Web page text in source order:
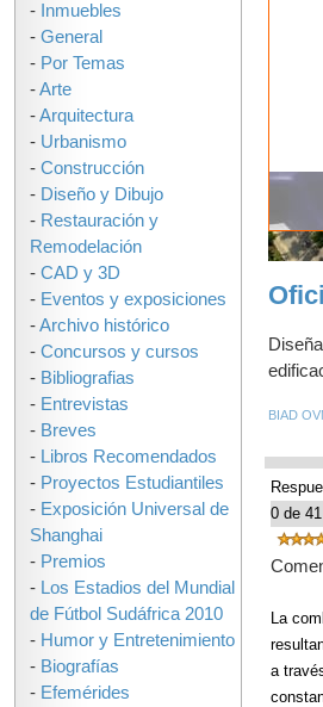
BIAD
0 de
La
a
- Inmuebles
- General
- Por Temas
-Arte
-Arquitectura
- Urbanismo
- Construcción
- Diseño y Dibujo
- Restauración y
Remodelación
- CAD y 3D
- Eventos y exposiciones
-Archivo histórico
- Concursos y cursos
- Bibliografias
- Entrevistas
- Breves
- Libros Recomendados
- Proyectos Estudiantiles
- Exposición Universal de
Shanghai
- Premios
- Los Estadios del Mundial
de Fútbol Sudáfrica 2010
- Humor y Entretenimiento
- Biografías
- Efemérides